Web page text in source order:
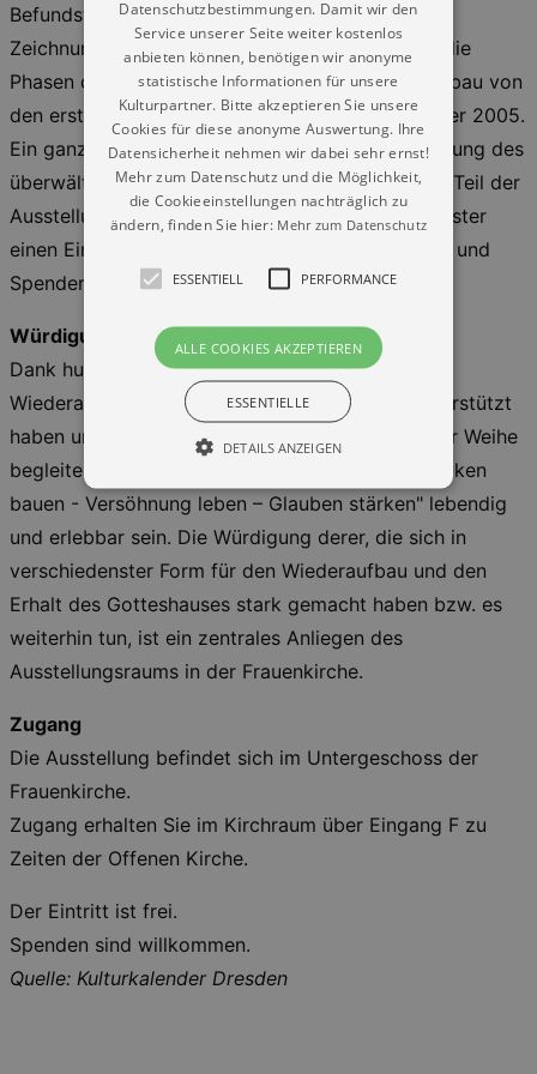
Befundstücke. Ausgewählte Exponate, Entwürfe,
Zeichnungen und Fotos verdeutlichen punktuell die
Phasen des Schaffensprozesses beim Wiederaufbau von
den ersten Initiativen bis hin zur Weihe im Oktober 2005.
Ein ganz besonderes Anliegen ist uns die Würdigung des
überwältigenden Bürgerengagements: Im dritten Teil der
Ausstellung ermöglicht ein digitales Spendenregister
einen Einblick in die große Zahl an Spenderinnen und
Spendern.
Würdigung und Dank
Dank hunderttausender Menschen, die den
Wiederaufbau weltweit finanziell oder ideell unterstützt
haben und das Leben in der Frauenkirche seit der Weihe
begleiten, kann das Ziel der Stiftungsarbeit „Brücken
bauen - Versöhnung leben – Glauben stärken" lebendig
und erlebbar sein. Die Würdigung derer, die sich in
verschiedenster Form für den Wiederaufbau und den
Erhalt des Gotteshauses stark gemacht haben bzw. es
weiterhin tun, ist ein zentrales Anliegen des
Ausstellungsraums in der Frauenkirche.
Zugang
Die Ausstellung befindet sich im Untergeschoss der
Frauenkirche.
Zugang erhalten Sie im Kirchraum über Eingang F zu
Zeiten der Offenen Kirche.
Der Eintritt ist frei.
Spenden sind willkommen.
Quelle: Kulturkalender Dresden
Datenschutzbestimmungen. Damit wir den
Service unserer Seite weiter kostenlos
anbieten können, benötigen wir anonyme
statistische Informationen für unsere
Kulturpartner. Bitte akzeptieren Sie unsere
Cookies für diese anonyme Auswertung. Ihre
Datensicherheit nehmen wir dabei sehr ernst!
Mehr zum Datenschutz und die Möglichkeit,
die Cookieeinstellungen nachträglich zu
ändern, finden Sie hier: Mehr zum Datenschutz
ESSENTIELL PERFORMANCE
ALLE COOKIES AKZEPTIEREN
ESSENTIELLE
DETAILS ANZEIGEN
Essentiell Performance
Essentielle Cookies werden für die
grundlegenden Funktionen unserer Webseite
gebraucht. Zum Beispiel für das Login in Ihren
account. Ohne diese Cookies funktioniert
CookieScriptConsent
CookieScript
.kulturkalender-
29
days